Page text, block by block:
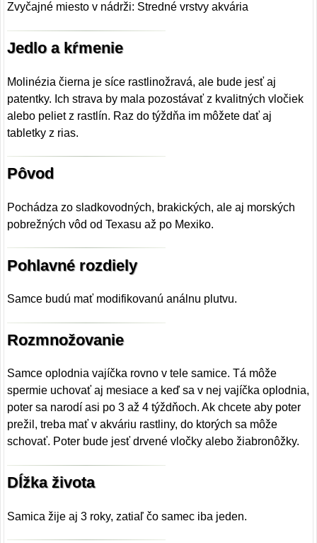
Zvyčajné miesto v nádrži: Stredné vrstvy akvária
Jedlo a kŕmenie
Molinézia čierna je síce rastlinožravá, ale bude jesť aj
patentky. Ich strava by mala pozostávať z kvalitných vločiek
alebo peliet z rastlín. Raz do týždňa im môžete dať aj
tabletky z rias.
Pôvod
Pochádza zo sladkovodných, brakických, ale aj morských
pobrežných vôd od Texasu až po Mexiko.
Pohlavné rozdiely
Samce budú mať modifikovanú análnu plutvu.
Rozmnožovanie
Samce oplodnia vajíčka rovno v tele samice. Tá môže
spermie uchovať aj mesiace a keď sa v nej vajíčka oplodnia,
poter sa narodí asi po 3 až 4 týždňoch. Ak chcete aby poter
prežil, treba mať v akváriu rastliny, do ktorých sa môže
schovať. Poter bude jesť drvené vločky alebo žiabronôžky.
Dĺžka života
Samica žije aj 3 roky, zatiaľ čo samec iba jeden.